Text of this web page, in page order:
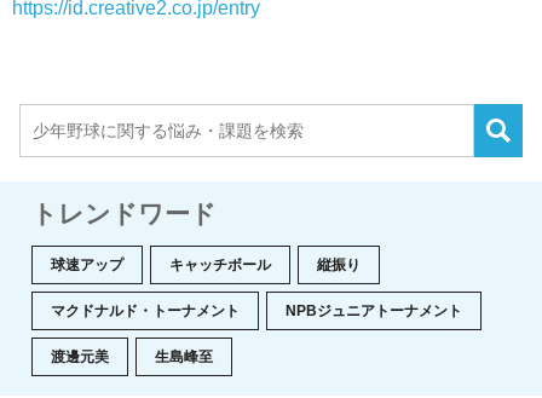
https://id.creative2.co.jp/entry
トレンドワード
球速アップ キャッチボール 縦振り
マクドナルド・トーナメント NPBジュニアトーナメント
渡邊元美 生島峰至